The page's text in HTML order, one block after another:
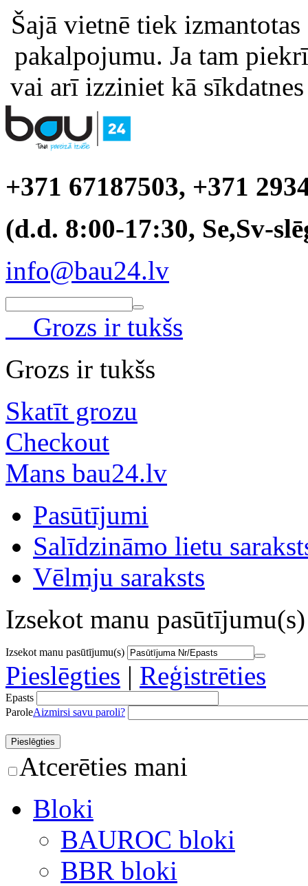
Šajā vietnē tiek
pakalpojumu. Ja tam
vai arī izziniet kā
+371 67187503, +371
(d.d. 8:00-17:30, Se,Sv-
info@bau24.lv
Grozs ir tukšs
Grozs ir tukšs
Skatīt grozu
Checkout
Mans bau24.lv
Pasūtījumi
Salīdzināmo lietu
Vēlmju saraksts
Izsekot manu pasūtījumu(s)
Izsekot manu pasūtījumu(s)
Pieslēgties | Reģistrēties
Epasts
ParoleAizmirsi savu paroli?
Atcerēties mani
Bloki
BAUROC bloki
BBR bloki